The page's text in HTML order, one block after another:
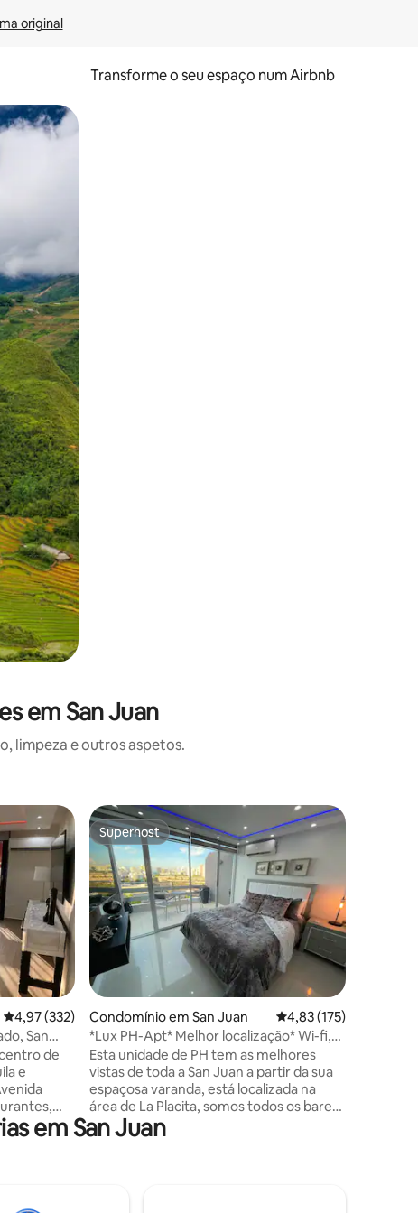
original
Transforme o seu espaço num Airbnb
de toque ou deslize.
em San Juan
limpeza e outros aspetos.
Classificação média de 4,97 em 5 estrelas, 332avaliações
4,97 (332)
San
de
e
A 10
bem
Superhost
Superhost
Condomínio em San Juan Classificação média
4,83 (175)
*Lux PH-Apt* Melhor localização* Wi-fi,
M/M, check-in 24/7
Esta unidade de PH tem as melhores
vistas de toda a San Juan a partir da sua
espaçosa varanda, está localizada na
área de La Placita, somos todos os bares,
restaurantes e a vida noturna a poucos
passos de distância. A praia fica a apenas
em San Juan